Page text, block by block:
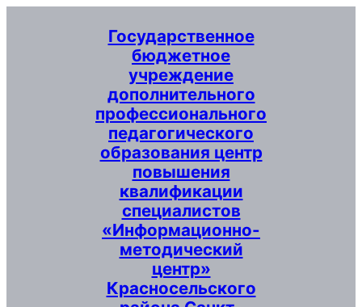
Государственное
бюджетное
учреждение
дополнительного
профессионального
педагогического
образования центр
повышения
квалификации
специалистов
«Информационно-
методический
центр»
Красносельского